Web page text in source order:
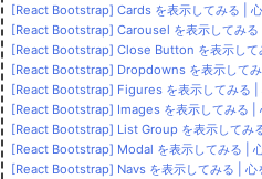
[React Bootstrap] Cards を表示してみる |
[React Bootstrap] Carousel を表示してみる
[React Bootstrap] Close Button を表示して
[React Bootstrap] Dropdowns を表示して
[React Bootstrap] Figures を表示してみる |
[React Bootstrap] Images を表示してみる |
[React Bootstrap] List Group を表示してみ
[React Bootstrap] Modal を表示してみる |
[React Bootstrap] Navs を表示してみる | 心